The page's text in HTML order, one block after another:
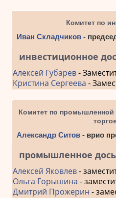
Комитет по
Иван Складчиков-
инвестиционное
Алексей Губарев-
Кристина Сергеева -
Комитет по промышленной
Александр Ситов- врио
промышленное
Алексей Яковлев-
Ольга Горышина -
Дмитрий Прожерин -